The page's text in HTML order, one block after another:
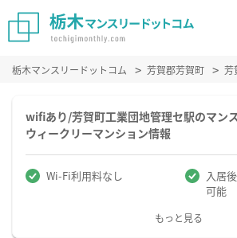
栃木マンスリードットコム 芳賀郡芳賀町 芳
wifiあり/芳賀町工業団地管理セ駅のマン
ウィークリーマンション情報
Wi-Fi利用料なし
入居
可能
もっと見る